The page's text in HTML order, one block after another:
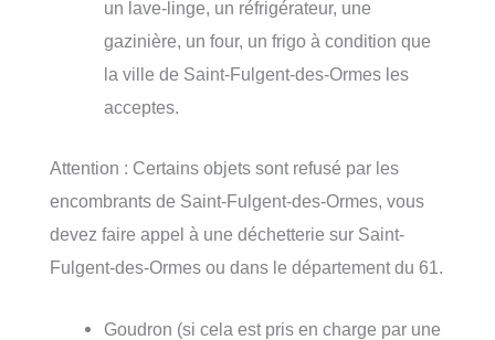
un lave-linge, un réfrigérateur, une
gazinière, un four, un frigo à condition que
la ville de Saint-Fulgent-des-Ormes les
acceptes.
Attention : Certains objets sont refusé par les
encombrants de Saint-Fulgent-des-Ormes, vous
devez faire appel à une déchetterie sur Saint-
Fulgent-des-Ormes ou dans le département du 61.
Goudron (si cela est pris en charge par une